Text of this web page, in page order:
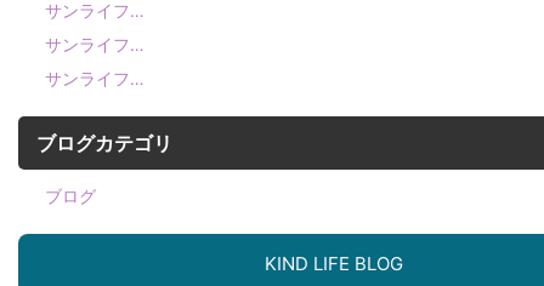
サンライフ…
サンライフ…
サンライフ…
ブログカテゴリ
ブログ
KIND LIFE BLOG